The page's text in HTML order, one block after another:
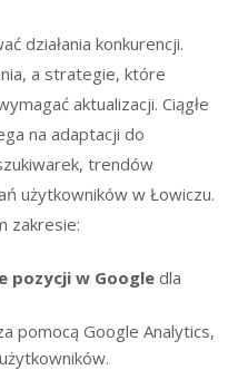
działania konkurencji.
a strategie, które
aktualizacji. Ciągłe
na adaptacji do
trendów
użytkowników w Łowiczu.
zakresie:
pozycji w Google dla
pomocą Google Analytics,